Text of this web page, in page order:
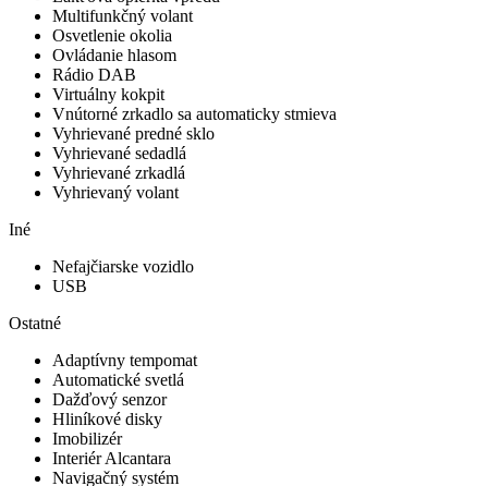
Multifunkčný volant
Osvetlenie okolia
Ovládanie hlasom
Rádio DAB
Virtuálny kokpit
Vnútorné zrkadlo sa automaticky stmieva
Vyhrievané predné sklo
Vyhrievané sedadlá
Vyhrievané zrkadlá
Vyhrievaný volant
Iné
Nefajčiarske vozidlo
USB
Ostatné
Adaptívny tempomat
Automatické svetlá
Dažďový senzor
Hliníkové disky
Imobilizér
Interiér Alcantara
Navigačný systém